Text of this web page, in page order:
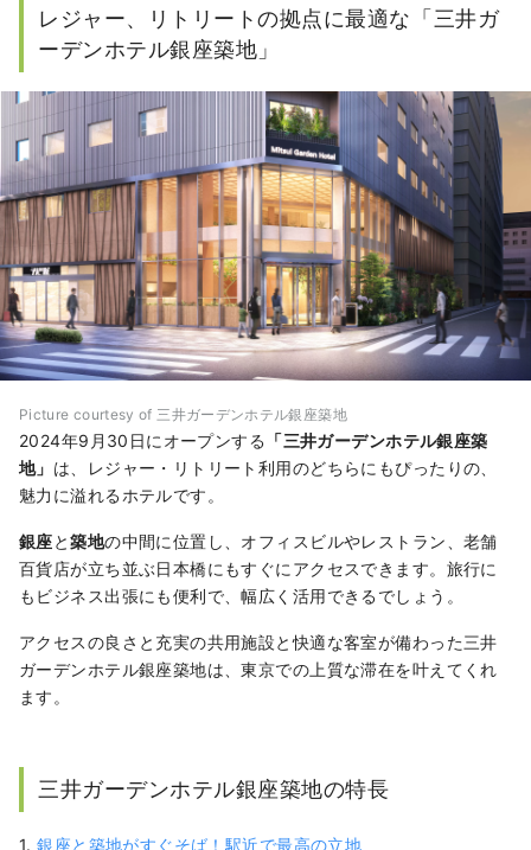
ます。
レジャー、リトリートの拠点に最適な「三井ガ
ーデンホテル銀座築地」
Picture courtesy of 三井ガーデンホテル銀座築地
2024年9月30日にオープンする 「三井ガーデンホテル銀座築
地」 は、レジャー・リトリート利用のどちらにもぴったりの、
魅力に溢れるホテルです。
銀座と築地の中間に位置し、オフィスビルやレストラン、老舗
百貨店が立ち並ぶ日本橋にもすぐにアクセスできます。旅行に
もビジネス出張にも便利で、幅広く活用できるでしょう。
アクセスの良さと充実の共用施設と快適な客室が備わった三井
ガーデンホテル銀座築地は、東京での上質な滞在を叶えてくれ
ます。
三井ガーデンホテル銀座築地の特長
1.銀座と築地がすぐそば！駅近で最高の立地